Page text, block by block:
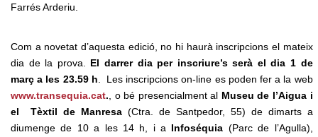
Farrés Arderiu.
Com a novetat d’aquesta edició, no hi haurà inscripcions el mateix
dia de la prova. El darrer dia per inscriure’s serà el dia 1 de
març a les 23.59 h . Les inscripcions on-line es poden fer a la web
www.transequia.cat. , o bé presencialment al Museu de l’Aigua i
el Tèxtil de Manresa(Ctra. de Santpedor, 55) de dimarts a
diumenge de 10 a les 14 h, i a Infoséquia (Parc de l’Agulla),